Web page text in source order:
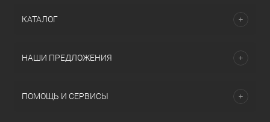
КАТАЛОГ
НАШИ ПРЕДЛОЖЕНИЯ
ПОМОЩЬ И СЕРВИСЫ